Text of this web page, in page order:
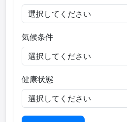
気候条件
健康状態